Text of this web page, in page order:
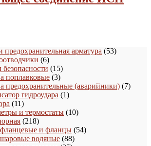
предохранительная арматура 5353
66
товаров
1515
товаров
поплавковые 33
товара
предохранительные (аварийники) 77
гидроудара 11
1111
товаров
и термостаты 1010
218218
товаров
и фланцы 5454
водяные 8888